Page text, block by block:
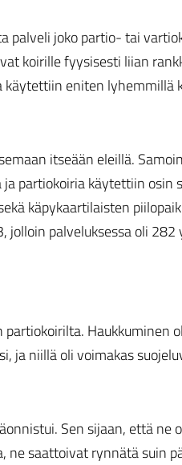
palveli joko partio- tai
koirille fyysisesti liian
eniten lyhemmillä
itseään eleillä.
partiokoiria käytettiin osin
käpykaartilaisten
palveluksessa oli 282
Haukkuminen
ja niillä oli voimakas
Sen sijaan, että ne
ne saattoivat rynnätä suin